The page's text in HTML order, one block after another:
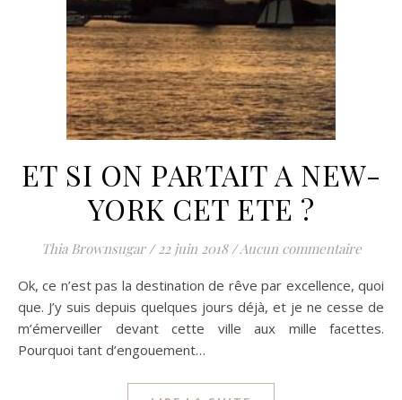
ET SI ON PARTAIT A NEW-
YORK CET ETE ?
Thia Brownsugar / 22 juin 2018 /Aucun commentaire
Ok, ce n’est pas la destination de rêve par excellence, quoi
que. J’y suis depuis quelques jours déjà, et je ne cesse de
m’émerveiller devant cette ville aux mille facettes.
Pourquoi tant d’engouement…